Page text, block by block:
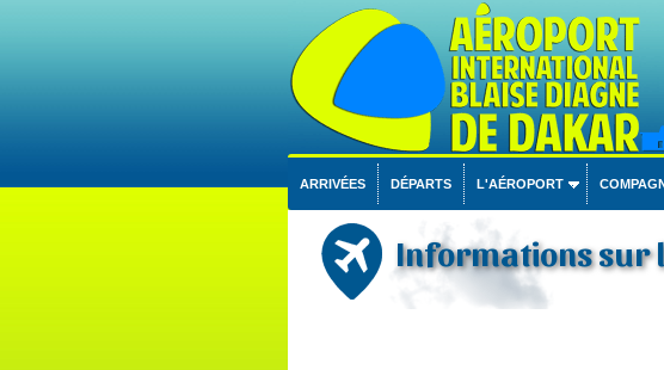
ARRIVÉES DÉPARTS L'AÉROPORT
Informations sur